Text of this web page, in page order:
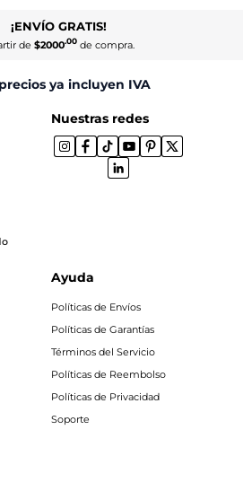
¡ENVÍO GRATIS!
de $2000.00de compra.
ya incluyen IVA
Nuestras redes
Ayuda
Políticas de Envíos
Políticas de Garantías
Términos del Servicio
Políticas de Reembolso
Políticas de Privacidad
Soporte